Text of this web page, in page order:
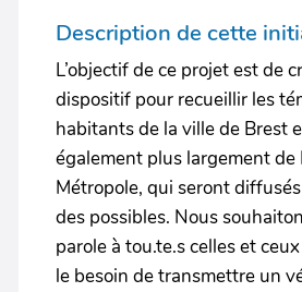
Description de cette
L’objectif de ce projet est de
dispositif pour recueillir les
habitants de la ville de Brest
également plus largement de
Métropole, qui seront
des possibles. Nous
parole à tou.te.s celles et
le besoin de transmettre un